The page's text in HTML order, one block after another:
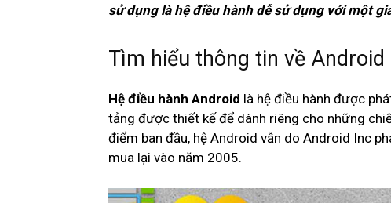
sử dụng là hệ điều hành dễ sử dụng với một
Tìm hiểu thông tin về Android
Hệ điều hành Android là hệ điều hành được
tảng được thiết kế để dành riêng cho những
điểm ban đầu, hệ Android vẫn do Android Inc
mua lại vào năm 2005.